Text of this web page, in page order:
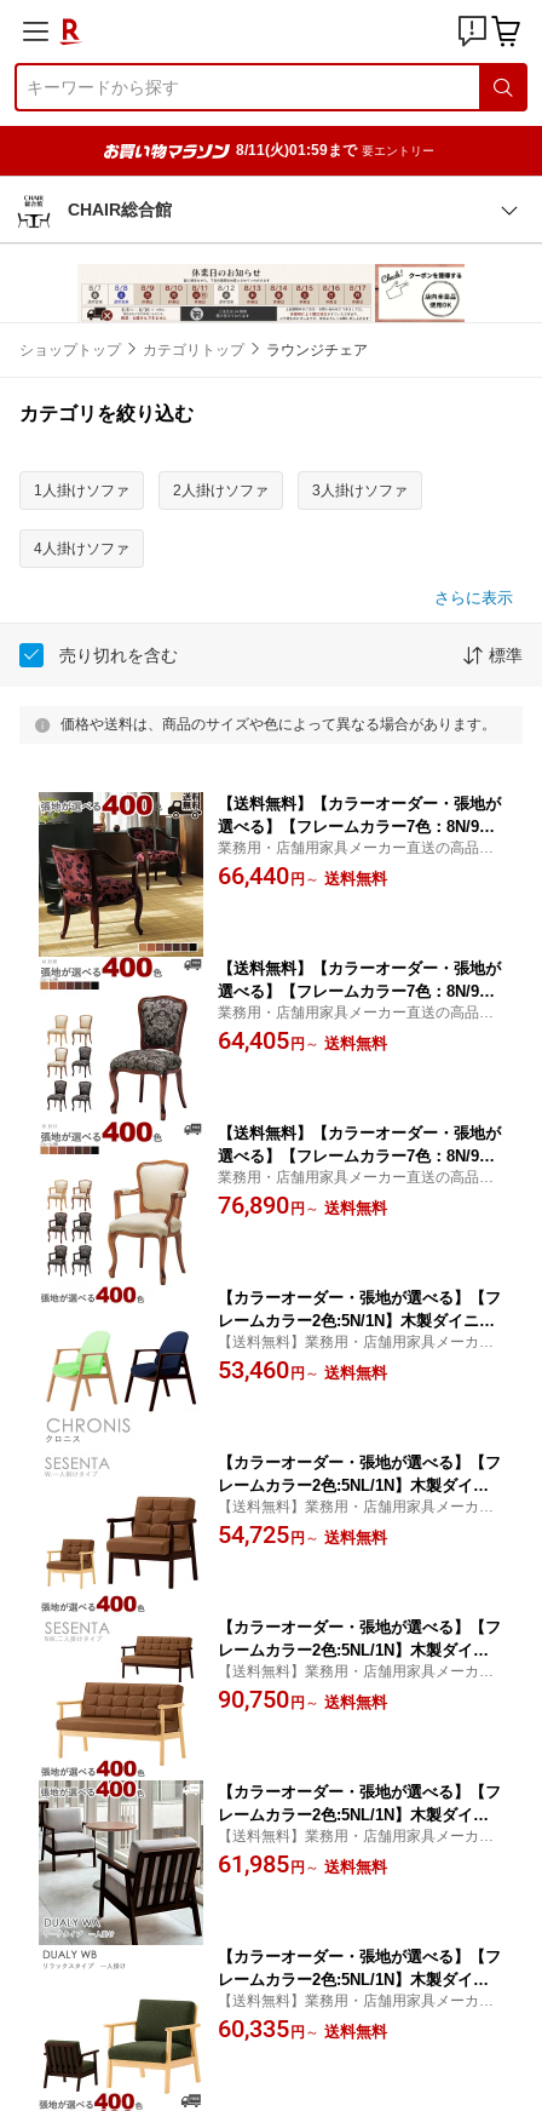
8/11(火)01:59まで 要エントリー
CHAIR総合館
ショップトップ カテゴリトップ ラウンジチェア
カテゴリを絞り込む
1人掛けソファ 2人掛けソファ 3人掛けソファ
4人掛けソファ
さらに表示
売り切れを含む 標準
価格や送料は、商品のサイズや色によって異なる場合があります。
【送料無料】【カラーオーダー・張地が
選べる】【フレームカラー7色：8N/9N/3
N/2N/1N/11N/6T】アンティーク・クラ
シックスタイル肘付き木製ダイニングチ
業務用・店舗用家具メーカー直送の高品質
な家具をご家庭でも
66,440 円 ～ 送料無料
【送料無料】【カラーオーダー・張地が
選べる】【フレームカラー7色：8N/9N/3
N/2N/1N/11N/6T】アンティーク・クラ
シックスタイル肘なし木製ダイニングチ
業務用・店舗用家具メーカー直送の高品質
な家具をご家庭でも
64,405 円 ～ 送料無料
【送料無料】【カラーオーダー・張地が
選べる】【フレームカラー7色：8N/9N/3
N/2N/1N/11N/6T】アンティーク・クラ
シックスタイル肘付き木製ダイニングチ
業務用・店舗用家具メーカー直送の高品質
な家具をご家庭でも
76,890 円 ～ 送料無料
【カラーオーダー・張地が選べる】【フ
レームカラー2色:5N/1N】木製ダイニン
グチェア・ラウンジチェア（クロニス）
CHRONIS クレス おしゃれ(CRES)
【送料無料】業務用・店舗用家具メーカー
直送の高品質な家具をご家庭でも
53,460 円 ～ 送料無料
【カラーオーダー・張地が選べる】【フ
レームカラー2色:5NL/1N】木製ダイニ
ングチェア・ラウンジチェア・ソファ
（セセンタW：一人掛けタイプ）SESE
【送料無料】業務用・店舗用家具メーカー
直送の高品質な家具をご家庭でも
54,725 円 ～ 送料無料
【カラーオーダー・張地が選べる】【フ
レームカラー2色:5NL/1N】木製ダイニ
ングチェア・ラウンジチェア・ソファ
（セセンタNW：二人掛けタイプ）SES
【送料無料】業務用・店舗用家具メーカー
直送の高品質な家具をご家庭でも
90,750 円 ～ 送料無料
【カラーオーダー・張地が選べる】【フ
レームカラー2色:5NL/1N】木製ダイニ
ングチェア・ラウンジチェア・ソファ
（デュアリィWA：ワークタイプ・一人
【送料無料】業務用・店舗用家具メーカー
直送の高品質な家具をご家庭でも
61,985 円 ～ 送料無料
【カラーオーダー・張地が選べる】【フ
レームカラー2色:5NL/1N】木製ダイニ
ングチェア・ラウンジチェア・ソファ
（デュアリィWB：リラックスタイプ・
【送料無料】業務用・店舗用家具メーカー
直送の高品質な家具をご家庭でも
60,335 円 ～ 送料無料